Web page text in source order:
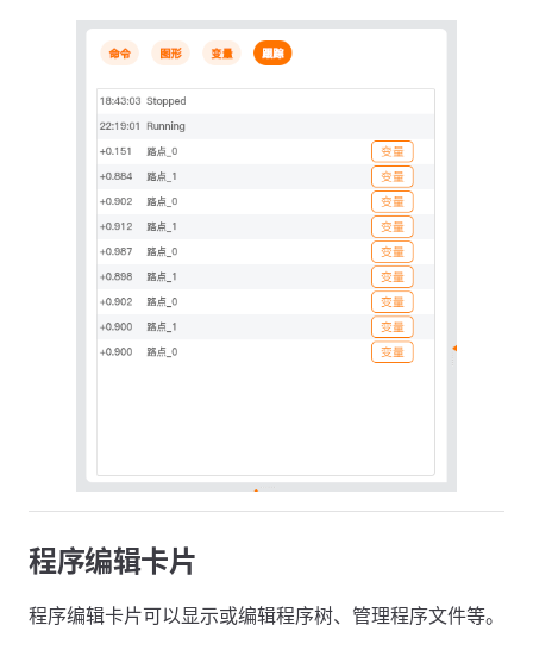
程序编辑卡片
程序编辑卡片可以显示或编辑程序树、管理程序文件等。